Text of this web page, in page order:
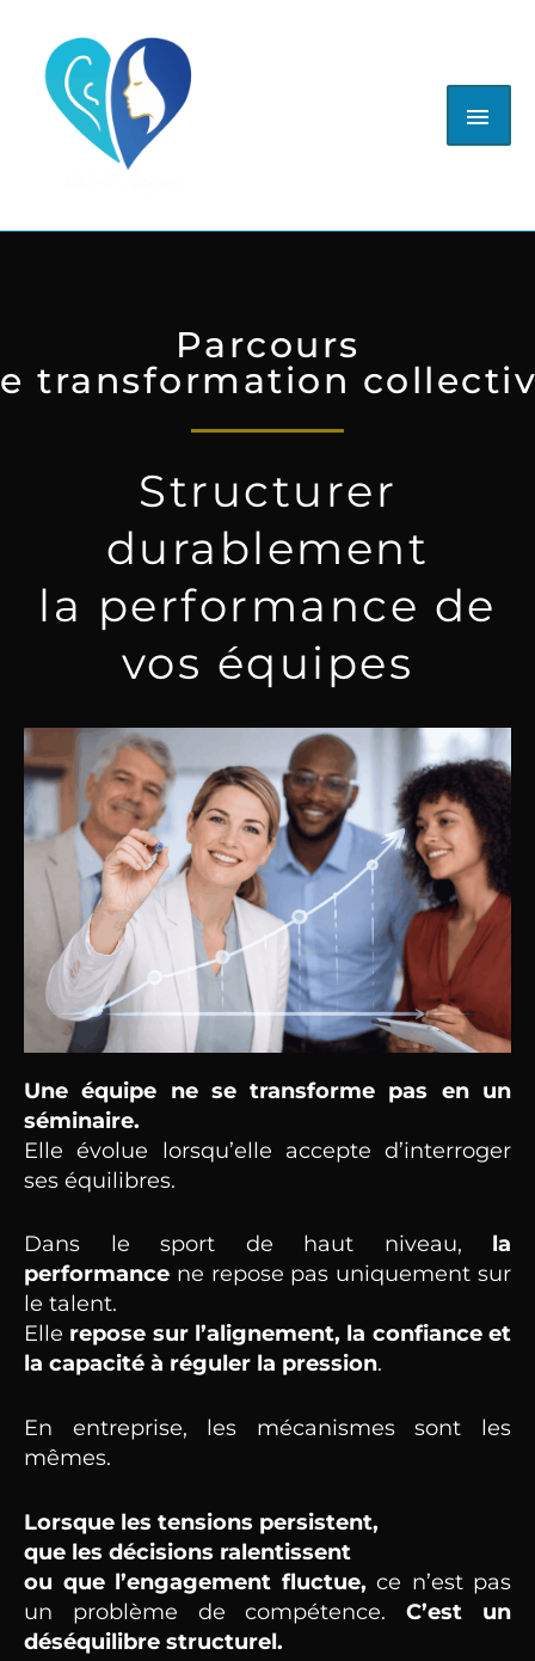
contenu
Parcours
transformation
Structurer
durablement
la performance de
vos équipes
Une équipe ne se transforme pas en un
séminaire.
Elle évolue lorsqu’elle accepte d’interroger
ses équilibres.
Dans le sport de haut niveau, la
performance ne repose pas uniquement sur
le talent.
Elle repose sur l’alignement, la confiance et
la capacité à réguler la pression.
En entreprise, les mécanismes sont les
mêmes.
Lorsque les tensions persistent,
que les décisions ralentissent
ou que l’engagement fluctue, ce n’est pas
un problème de compétence.C’est un
déséquilibre structurel.